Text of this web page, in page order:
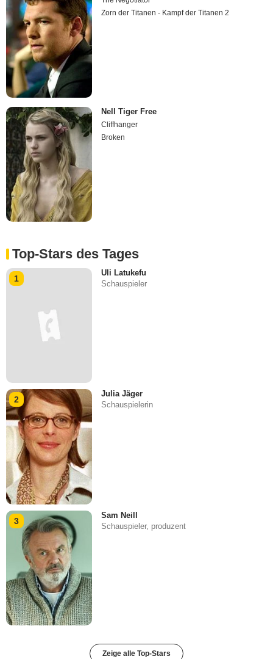
Zorn der Titanen - Kampf der Titanen 2
Nell Tiger Free
Cliffhanger
Broken
Top-Stars des Tages
1
Uli Latukefu
Schauspieler
2
Julia Jäger
Schauspielerin
3
Sam Neill
Schauspieler, produzent
Zeige alle Top-Stars